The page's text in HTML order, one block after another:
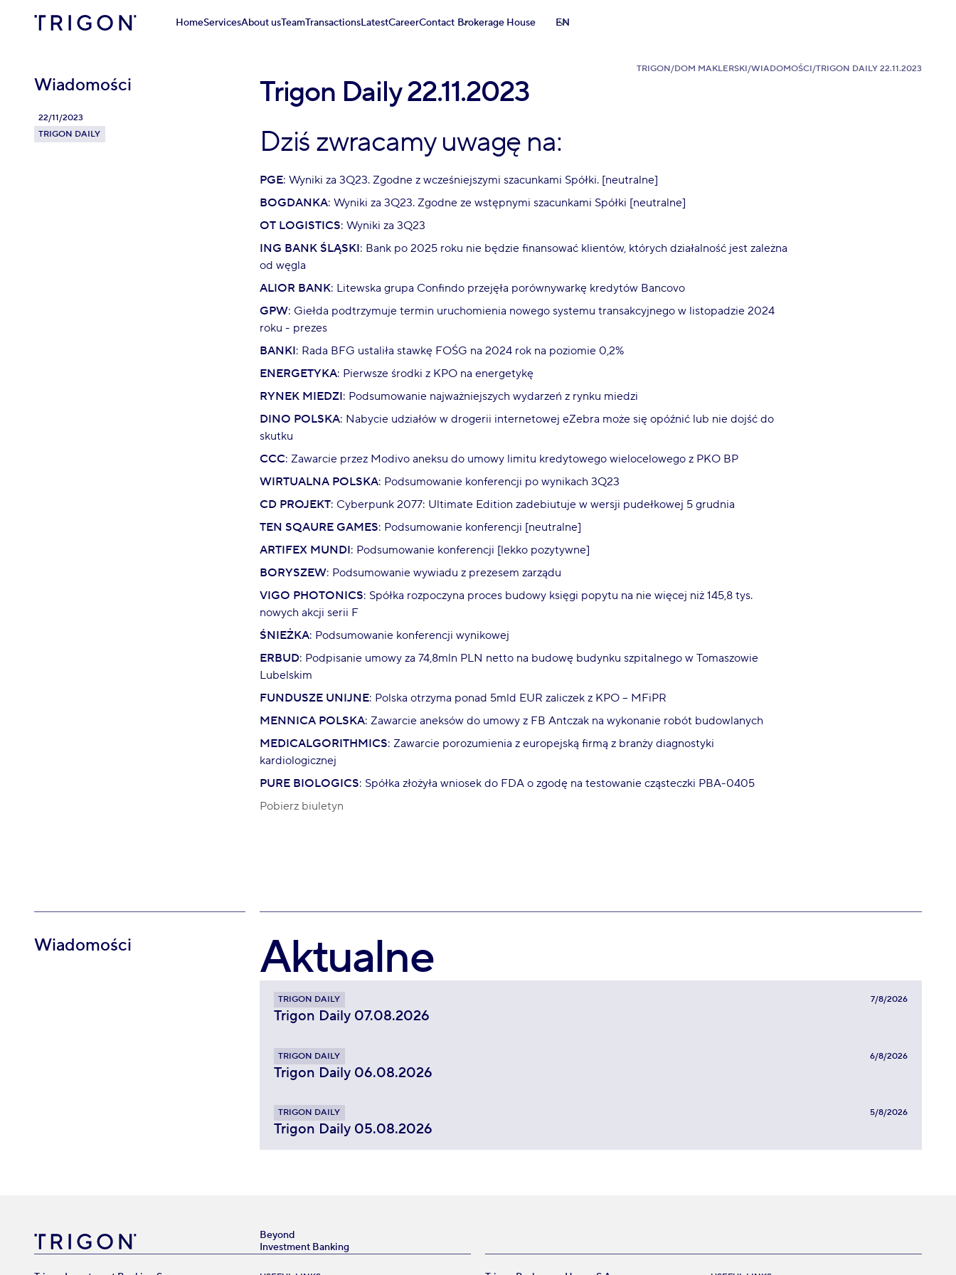
HomeServicesAbout usTeamTransactionsLatestCareerContact Brokerage House EN
TRIGON/DOM MAKLERSKI/WIADOMOŚCI/TRIGON DAILY 22.11.2023
Wiadomości Trigon Daily 22.11.2023
22/11/2023
TRIGON DAILY
Dziś zwracamy uwagę na:
PGE: Wyniki za 3Q23. Zgodne z wcześniejszymi szacunkami Spółki. [neutralne]
BOGDANKA: Wyniki za 3Q23. Zgodne ze wstępnymi szacunkami Spółki [neutralne]
OT LOGISTICS: Wyniki za 3Q23
ING BANK ŚLĄSKI: Bank po 2025 roku nie będzie finansować klientów, których działalność jest zależna
od węgla
ALIOR BANK: Litewska grupa Confindo przejęła porównywarkę kredytów Bancovo
GPW: Giełda podtrzymuje termin uruchomienia nowego systemu transakcyjnego w listopadzie 2024
roku - prezes
BANKI: Rada BFG ustaliła stawkę FOŚG na 2024 rok na poziomie 0,2%
ENERGETYKA: Pierwsze środki z KPO na energetykę
RYNEK MIEDZI: Podsumowanie najważniejszych wydarzeń z rynku miedzi
DINO POLSKA: Nabycie udziałów w drogerii internetowej eZebra może się opóźnić lub nie dojść do
skutku
CCC: Zawarcie przez Modivo aneksu do umowy limitu kredytowego wielocelowego z PKO BP
WIRTUALNA POLSKA: Podsumowanie konferencji po wynikach 3Q23
CD PROJEKT: Cyberpunk 2077: Ultimate Edition zadebiutuje w wersji pudełkowej 5 grudnia
TEN SQAURE GAMES: Podsumowanie konferencji [neutralne]
ARTIFEX MUNDI: Podsumowanie konferencji [lekko pozytywne]
BORYSZEW: Podsumowanie wywiadu z prezesem zarządu
VIGO PHOTONICS: Spółka rozpoczyna proces budowy księgi popytu na nie więcej niż 145,8 tys.
nowych akcji serii F
ŚNIEŻKA: Podsumowanie konferencji wynikowej
ERBUD: Podpisanie umowy za 74,8mln PLN netto na budowę budynku szpitalnego w Tomaszowie
Lubelskim
FUNDUSZE UNIJNE: Polska otrzyma ponad 5mld EUR zaliczek z KPO – MFiPR
MENNICA POLSKA: Zawarcie aneksów do umowy z FB Antczak na wykonanie robót budowlanych
MEDICALGORITHMICS: Zawarcie porozumienia z europejską firmą z branży diagnostyki
kardiologicznej
PURE BIOLOGICS: Spółka złożyła wniosek do FDA o zgodę na testowanie cząsteczki PBA-0405
Pobierz biuletyn
Wiadomości Aktualne
TRIGON DAILY 7/8/2026
Trigon Daily 07.08.2026
TRIGON DAILY 6/8/2026
Trigon Daily 06.08.2026
TRIGON DAILY 5/8/2026
Trigon Daily 05.08.2026
Beyond
Investment Banking